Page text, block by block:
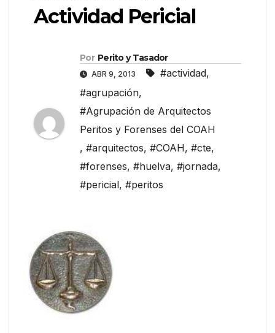
Actividad Pericial
Por Perito y Tasador
ABR 9, 2013 #actividad,
#agrupación,
#Agrupación de Arquitectos
Peritos y Forenses del COAH
, #arquitectos, #COAH, #cte,
#forenses, #huelva, #jornada,
#pericial, #peritos